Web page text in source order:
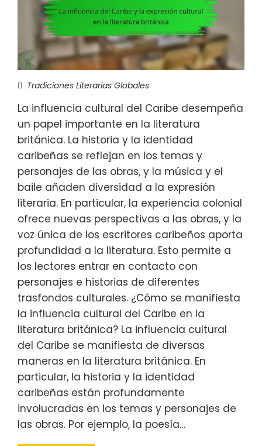
Tradiciones Literarias Globales
La influencia cultural del Caribe desempeña
un papel importante en la literatura
británica. La historia y la identidad
caribeñas se reflejan en los temas y
personajes de las obras, y la música y el
baile añaden diversidad a la expresión
literaria. En particular, la experiencia colonial
ofrece nuevas perspectivas a las obras, y la
voz única de los escritores caribeños aporta
profundidad a la literatura. Esto permite a
los lectores entrar en contacto con
personajes e historias de diferentes
trasfondos culturales. ¿Cómo se manifiesta
la influencia cultural del Caribe en la
literatura británica? La influencia cultural
del Caribe se manifiesta de diversas
maneras en la literatura británica. En
particular, la historia y la identidad
caribeñas están profundamente
involucradas en los temas y personajes de
las obras. Por ejemplo, la poesía…